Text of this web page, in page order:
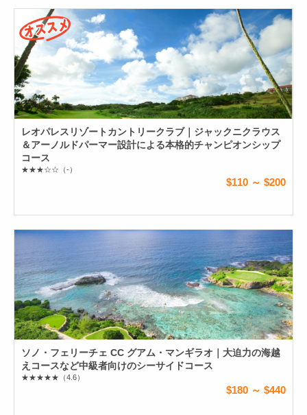
レオパレスリゾートカントリークラブ｜ジャックニクラウス
＆アーノルドパーマー設計による本格的チャンピオンシップ
コース
★★★☆☆ （-）
$110 ～ $200
ソノ・フェリーチェ CC グアム・マンギラオ｜大迫力の海越
えコースなど中級者向けのシーサイドコース
★★★★★ （4.6）
$180 ～ $440